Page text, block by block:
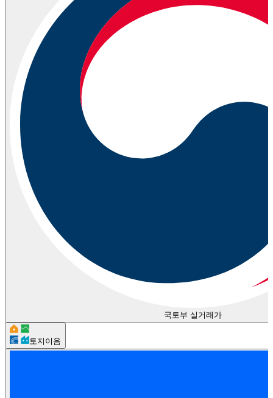
국토부 실거래가
토지이음